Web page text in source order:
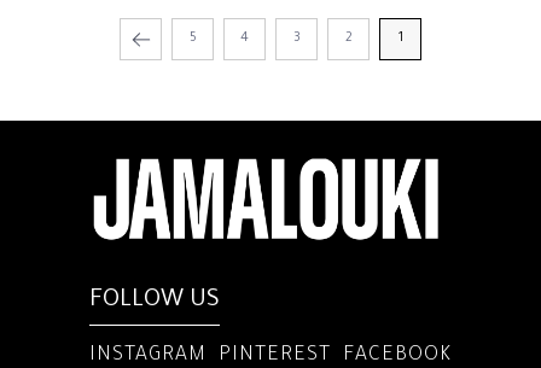
1
2
3
4
5
FOLLOW US
INSTAGRAM PINTEREST
FACEBOOK